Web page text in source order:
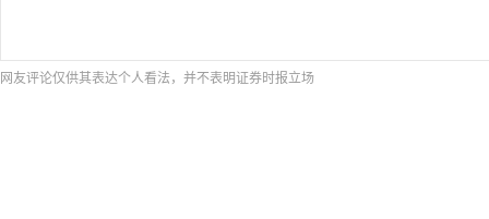
网友评论仅供其表达个人看法，并不表明证券时报立场